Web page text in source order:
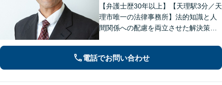
【弁護士歴30年以上】【天理駅3分／天
理市唯一の法律事務所】法的知識と人
間関係への配慮を両立させた解決策を
法書士・不動産鑑定士など」相続に関
わる問題を総合的に解決へ導きます
電話でお問い合わせ